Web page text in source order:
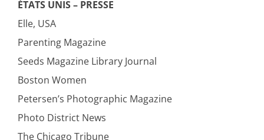
ÉTATS UNIS – PRESSE
Elle, USA
Parenting Magazine
Seeds Magazine Library Journal
Boston Women
Petersen’s Photographic Magazine
Photo District News
The Chicago Tribune